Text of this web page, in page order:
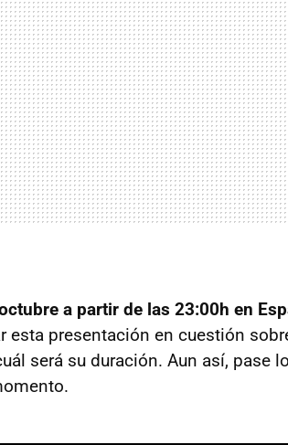
a partir de las 23:00h en
esta presentación en cuestión
será su duración. Aun así, pase